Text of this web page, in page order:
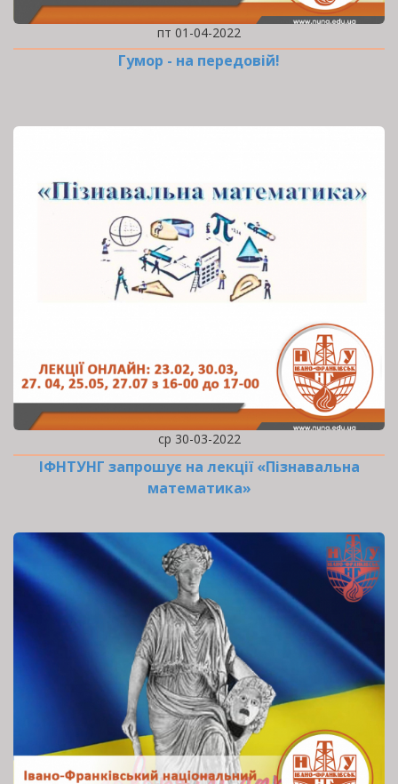
пт 01-04-2022
Гумор - на передовій!
ср 30-03-2022
ІФНТУНГ запрошує на лекції «Пізнавальна
математика»